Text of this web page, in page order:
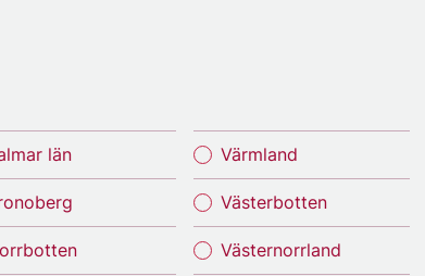
län Värmland
Västerbotten
Västernorrland